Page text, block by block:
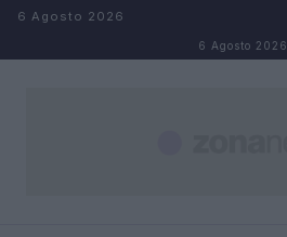
Salta al contenuto
6 Agosto 2026
6 Agosto 2026